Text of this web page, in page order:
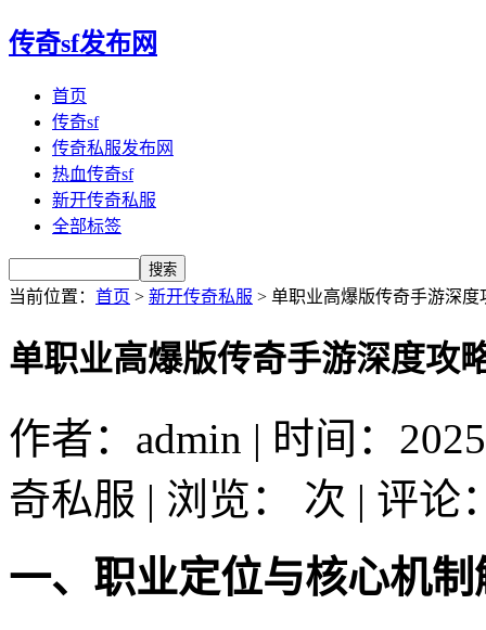
传奇sf发布网
首页
传奇sf
传奇私服发布网
热血传奇sf
新开传奇私服
全部标签
当前位置： 首页 > 新开传奇私服 > 单职业高爆版传奇手游深度
单职业高爆版传奇手游深度攻
作者：admin | 时间：
奇私服 | 浏览：
次 | 评论
一、职业定位与核心机制